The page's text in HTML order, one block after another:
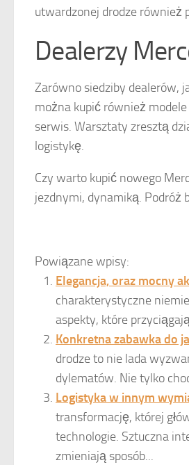
utwardzonej drodze również
Dealerzy
Zarówno siedziby dealerów,
można kupić również
serwis. Warsztaty zresztą
logistykę.
Czy warto kupić nowego
jezdnymi, dynamiką. Podróż
Powiązane wpisy:
Elegancja, oraz mocny
charakterystyczne
aspekty, które
Konkretna zabawka do
drodze to nie lada
dylematów. Nie tylko
Logistyka w innym
transformację, której
technologie. Sztuczna
zmieniają sposób...